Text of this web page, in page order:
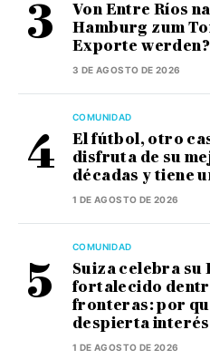
Von Entre Ríos
Hamburg zum
Exporte werden?
3 DE AGOSTO DE 2026
COMUNIDAD
El fútbol, otro
disfruta de su
décadas y tiene
1 DE AGOSTO DE 2026
COMUNIDAD
Suiza celebra su
fortalecido
fronteras: por
despierta
1 DE AGOSTO DE 2026